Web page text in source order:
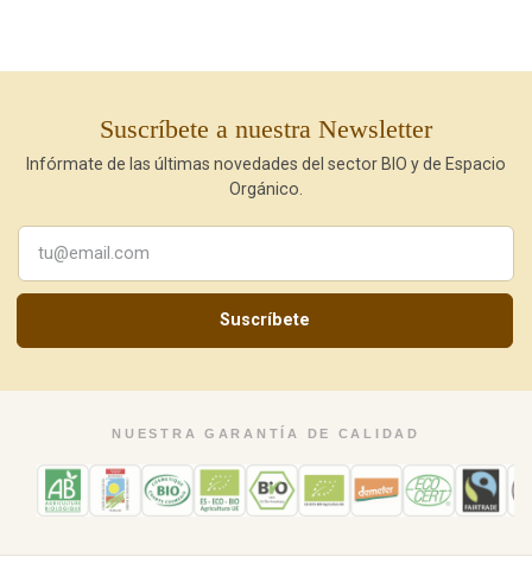
Suscríbete a nuestra Newsletter
Infórmate de las últimas novedades del sector BIO y de Espacio
Orgánico.
Suscríbete
NUESTRA GARANTÍA DE CALIDAD